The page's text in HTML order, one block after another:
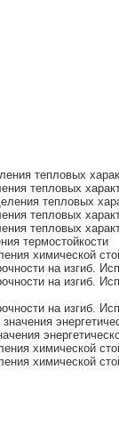
тепловых
тепловых
тепловых
тепловых
тепловых
термостойкости
химической
на изгиб.
на изгиб.
на изгиб.
химической
химической